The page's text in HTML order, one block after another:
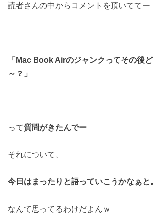
読者さんの中からコメントを頂いててー
「Mac Book Airのジャンクってその後
～？」
って質問がきたんでー
それについて、
今日はまったりと語っていこうかなぁと
なんて思ってるわけだよんｗ